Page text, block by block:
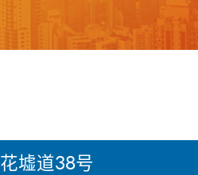
花墟道38号